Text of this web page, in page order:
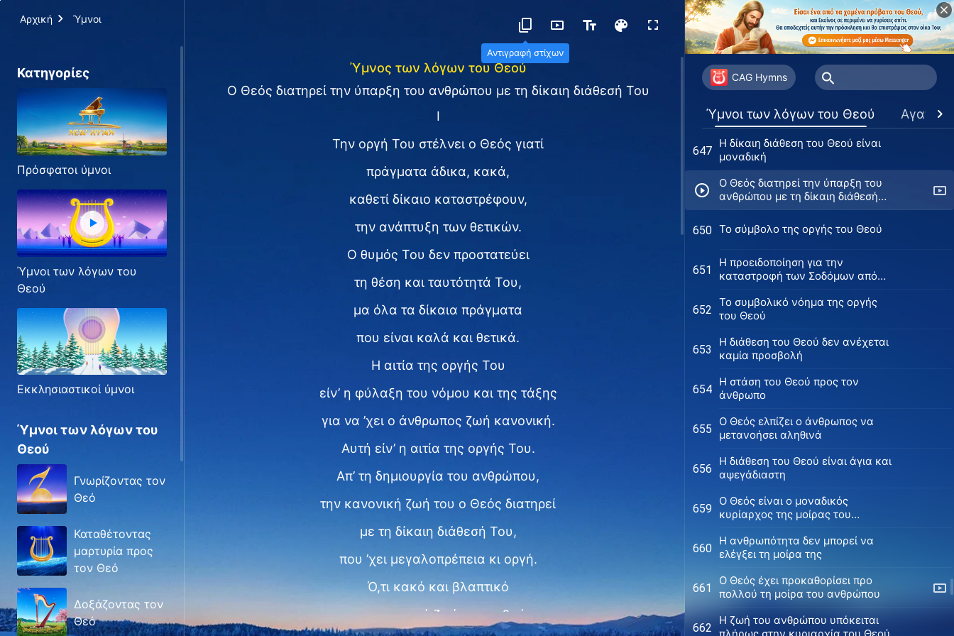
Αρχική Ύμνοι
Αντιγραφή στίχων
Κατηγορίες
Πρόσφατοι ύμνοι
Ύμνοι των λόγων του
Θεού
Εκκλησιαστικοί ύμνοι
Ύμνοι των λόγων του
Θεού
Γνωρίζοντας τον
Θεό
Καταθέτοντας
μαρτυρία προς
τον Θεό
Δοξάζοντας τον
Θεό
Ύμνος των λόγων του Θεού
Ο Θεός διατηρεί την ύπαρξη του ανθρώπου με τη δίκαιη διάθεσή Του
I
Την οργή Του στέλνει ο Θεός γιατί
πράγματα άδικα, κακά,
καθετί δίκαιο καταστρέφουν,
την ανάπτυξη των θετικών.
Ο θυμός Του δεν προστατεύει
τη θέση και ταυτότητά Του,
μα όλα τα δίκαια πράγματα
που είναι καλά και θετικά.
Η αιτία της οργής Του
είν’ η φύλαξη του νόμου και της τάξης
για να ’χει ο άνθρωπος ζωή κανονική.
Αυτή είν’ η αιτία της οργής Του.
Απ’ τη δημιουργία του ανθρώπου,
την κανονική ζωή του ο Θεός διατηρεί
με τη δίκαιη διάθεσή Του,
που ’χει μεγαλοπρέπεια κι οργή.
Ό,τι κακό και βλαπτικό
για την κανονική ζωή του ανθρώπου
CAG Hymns
Ύμνοι των λόγων του Θεού
ανθρωπότητα (Έκδοση 2)
642
Ο οίκτος του Θεού για την
ανθρωπότητα
643
To έλεος του Θεού προς την
ανθρωπότητα δεν έχει σταματήσει
ποτέ
644 Δημιουργού προς την
ανθρωπότητα
647
Η δίκαιη διάθεση του Θεού είναι
μοναδική
Ο Θεός διατηρεί την ύπαρξη του
ανθρώπου με τη δίκαιη διάθεσή
Του
650 Το σύμβολο της οργής του Θεού
651
Η προειδοποίηση για την
καταστροφή των Σοδόμων από
652
Το συμβολικό νόημα της οργής
του Θεού
653
Η διάθεση του Θεού δεν ανέχεται
καμία προσβολή
654
Η στάση του Θεού προς τον
άνθρωπο
655
Ο Θεός ελπίζει ο άνθρωπος να
μετανοήσει αληθινά
656
H διάθεση του Θεού είναι άγια και
αψεγάδιαστη
659
Ο Θεός είναι ο μοναδικός
κυρίαρχος της μοίρας του
660
Η ανθρωπότητα δεν μπορεί να
ελέγξει τη μοίρα της
661
Ο Θεός έχει προκαθορίσει προ
πολλού τη μοίρα του ανθρώπου
662
Η ζωή του ανθρώπου υπόκειται